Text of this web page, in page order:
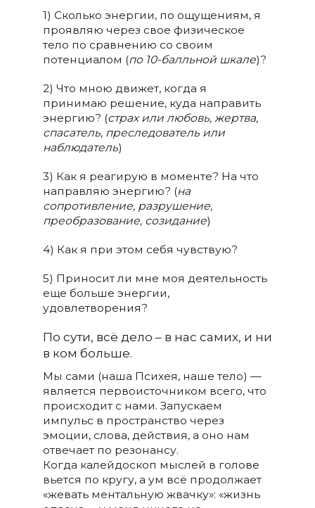
1) Сколько энергии, по ощущениям, я
проявляю через свое физическое
тело по сравнению со своим
потенциалом (по 10-балльной шкале)?
2) Что мною движет, когда я
принимаю решение, куда направить
энергию? (страх или любовь, жертва,
спасатель, преследователь или
наблюдатель)
3) Как я реагирую в моменте? На что
направляю энергию? (на
сопротивление, разрушение,
преобразование, созидание)
4) Как я при этом себя чувствую?
5) Приносит ли мне моя деятельность
еще больше энергии,
удовлетворения?
По сути, всё дело – в нас самих, и ни
в ком больше.
Мы сами (наша Психея, наше тело) —
является первоисточником всего, что
происходит с нами. Запускаем
импульс в пространство через
эмоции, слова, действия, а оно нам
отвечает по резонансу.
Когда калейдоскоп мыслей в голове
вьется по кругу, а ум всё продолжает
«жевать ментальную жвачку»: «жизнь